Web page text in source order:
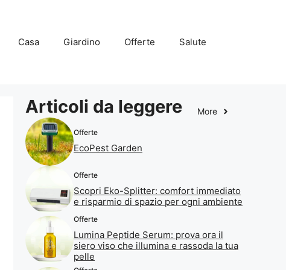
Casa Giardino Offerte Salute
Articoli da leggere More
Offerte
EcoPest Garden
Offerte
Scopri Eko-Splitter: comfort immediato
e risparmio di spazio per ogni ambiente
Offerte
Lumina Peptide Serum: prova ora il
siero viso che illumina e rassoda la tua
pelle